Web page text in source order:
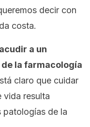
decir con
costa.
a un
la farmacología
claro que cuidar
vida resulta
patologías de la